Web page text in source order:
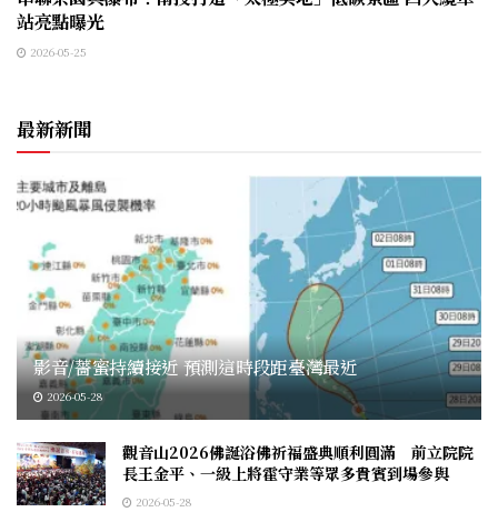
站亮點曝光
2026-05-25
最新新聞
影音/薔蜜持續接近 預測這時段距臺灣最近
2026-05-28
觀音山2026佛誕浴佛祈福盛典順利圓滿 前立院院
長王金平、一級上將霍守業等眾多貴賓到場參與
2026-05-28